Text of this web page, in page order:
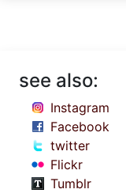
see also:
Instagram
Facebook
twitter
Flickr
Tumblr